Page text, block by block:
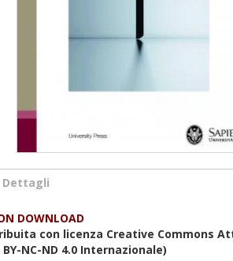
Dettagli
DOWNLOAD
con licenza Creative Commons
NC-ND 4.0 Internazionale)